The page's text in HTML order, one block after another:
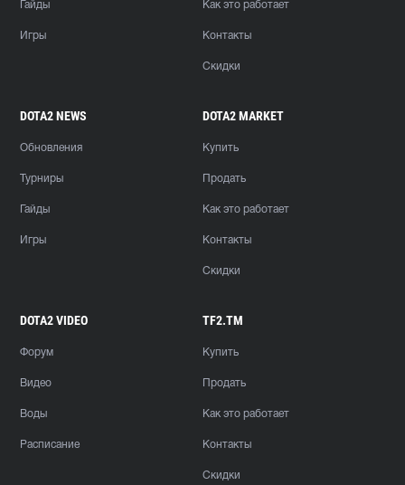
Гайды
Игры
Как это работает
Контакты
Скидки
DOTA2 NEWS
Обновления
Турниры
Гайды
Игры
DOTA2 MARKET
Купить
Продать
Как это работает
Контакты
Скидки
DOTA2 VIDEO
Форум
Видео
Воды
Расписание
TF2.TM
Купить
Продать
Как это работает
Контакты
Скидки